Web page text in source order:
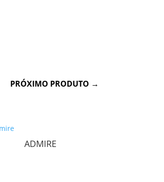
PRÓXIMO PRODUTO →
ADMIRE